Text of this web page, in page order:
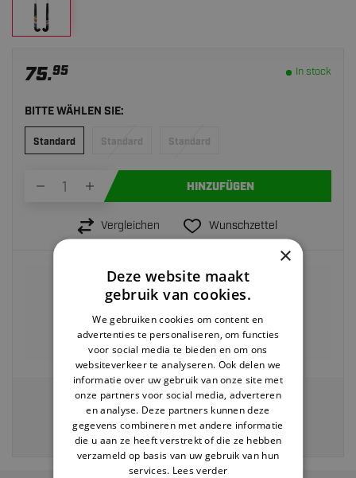
75.95
BITTE WÄHLEN SIE:
In stock
Standard Standard Standard
HINZUFÜGEN
Vergleichen Wunschzettel
Vor 22:00 Uhr bestellt,heute versendet>
Rückgabe innerhalb von30 Tagen
Kostenloser Versand ab 40 EUR
Zahlung auf Rechnung möglich
Veilig en eenvoudig betalen via:
×
Deze website maakt
gebruik van cookies.
We gebruiken cookies om content en
advertenties te personaliseren, om functies
voor social media te bieden en om ons
websiteverkeer te analyseren. Ook delen we
informatie over uw gebruik van onze site met
onze partners voor social media, adverteren
en analyse. Deze partners kunnen deze
gegevens combineren met andere informatie
die u aan ze heeft verstrekt of die ze hebben
verzameld op basis van uw gebruik van hun
services. Lees verder